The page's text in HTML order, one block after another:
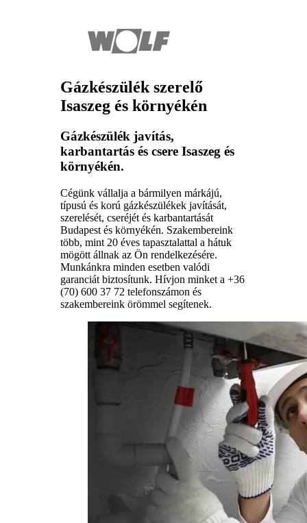
Gázkészülék szerelő
Isaszeg és környékén
Gázkészülék javítás,
karbantartás és csere Isaszeg és
környékén.
Cégünk vállalja a bármilyen márkájú,
típusú és korú gázkészülékek javítását,
szerelését, cseréjét és karbantartását
Budapest és környékén. Szakembereink
több, mint 20 éves tapasztalattal a hátuk
mögött állnak az Ön rendelkezésére.
Munkánkra minden esetben valódi
garanciát biztosítunk. Hívjon minket a +36
(70) 600 37 72 telefonszámon és
szakembereink örömmel segítenek.